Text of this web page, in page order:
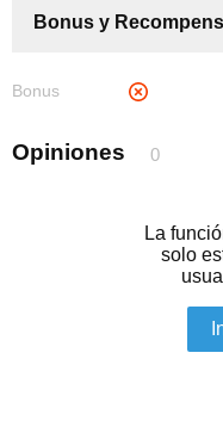
Bonus y
Bonus
Opiniones 0
La
solo